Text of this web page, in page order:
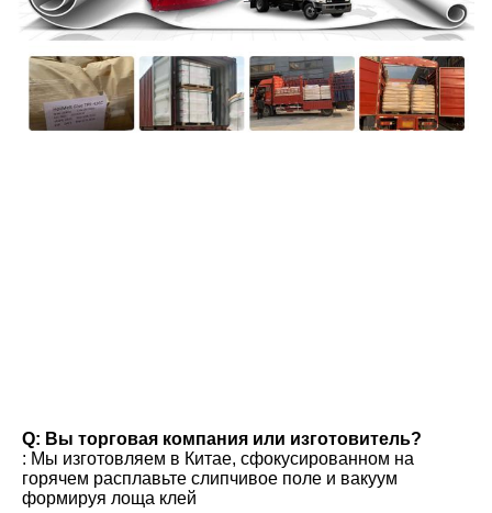
Q: Вы торговая компания или изготовитель?
: Мы изготовляем в Китае, сфокусированном на
горячем расплавьте слипчивое поле и вакуум
формируя лоща клей